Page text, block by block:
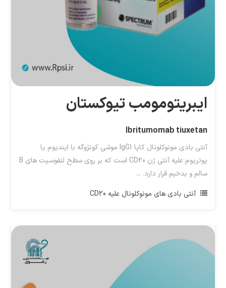
ایبریتومومب تیوکستان
Ibritumomab tiuxetan
آنتی بادی مونوکلونال کاپا IgG1 موشی کونژوگه با ایندیوم یا
یوتریوم علیه آنتی ژن CD20 است که بر روی سطح لنفوسیت های B
سالم و بدخیم قرار دارد. ...
آنتی بادی های مونوکلونال علیه CD20